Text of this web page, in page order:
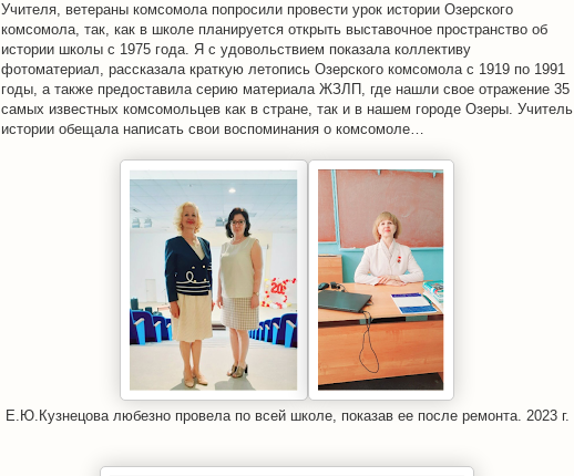
Учителя, ветераны комсомола попросили провести урок истории Озерского
комсомола, так, как в школе планируется открыть выставочное пространство об
истории школы с 1975 года. Я с удовольствием показала коллективу
фотоматериал, рассказала краткую летопись Озерского комсомола с 1919 по 1991
годы, а также предоставила серию материала ЖЗЛП, где нашли свое отражение 35
самых известных комсомольцев как в стране, так и в нашем городе Озеры. Учитель
истории обещала написать свои воспоминания о комсомоле…
Е.Ю.Кузнецова любезно провела по всей школе, показав ее после ремонта. 2023 г.